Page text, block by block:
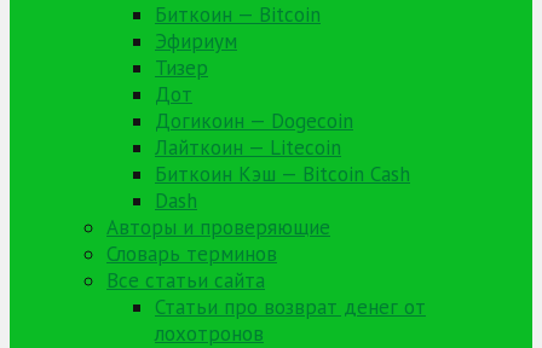
Биткоин — Bitcoin
Эфириум
Тизер
Дот
Догикоин — Dogecoin
Лайткоин — Litecoin
Биткоин Кэш — Bitcoin Cash
Dash
Авторы и проверяющие
Словарь терминов
Все статьи сайта
Статьи про возврат денег от
лохотронов